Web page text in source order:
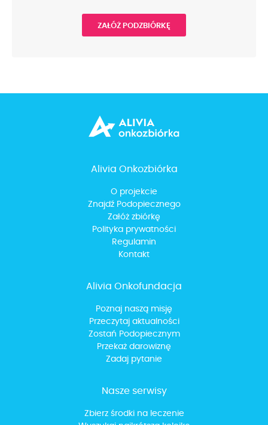
ZAŁÓŻ PODZBIÓRKĘ
Alivia Onkozbiórka
O projekcie
Znajdź Podopiecznego
Załóż zbiórkę
Polityka prywatności
Regulamin
Kontakt
Alivia Onkofundacja
Poznaj naszą misję
Przeczytaj aktualności
Zostań Podopiecznym
Przekaż darowiznę
Zadaj pytanie
Nasze serwisy
Zbierz środki na leczenie